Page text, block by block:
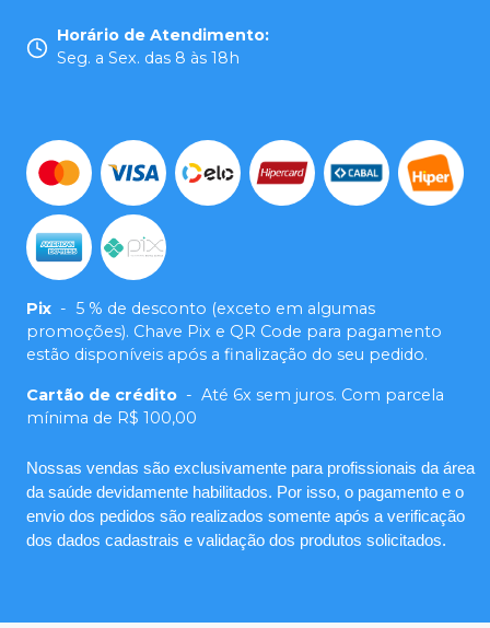
Horário de Atendimento:
Seg. a Sex. das 8 às 18h
Pix - 5 % de desconto (exceto em algumas
promoções). Chave Pix e QR Code para pagamento
estão disponíveis após a finalização do seu pedido.
Cartão de crédito - Até 6x sem juros. Com parcela
mínima de R$ 100,00
Nossas vendas são exclusivamente para profissionais da área
da saúde devidamente habilitados. Por isso, o pagamento e o
envio dos pedidos são realizados somente após a verificação
dos dados cadastrais e validação dos produtos solicitados.